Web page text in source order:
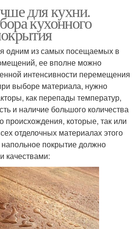
для кухни.
кухонного
одним из самых посещаемых в
ее вполне можно
интенсивности перемещения
выборе материала, нужно
как перепады температур,
и наличие большого количества
происхождения, которые, так или
отделочных материалах этого
покрытие должно
качествами: